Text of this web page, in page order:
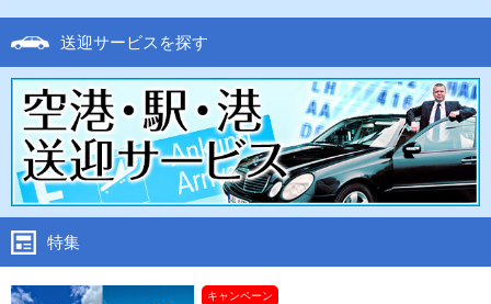
送迎サービスを探す
特集
キャンペーン